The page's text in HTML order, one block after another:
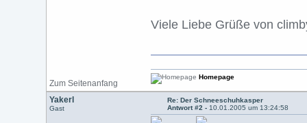
Viele Liebe Grüße von
Zum Seitenanfang
Homepage
Yakerl
Gast
Re: Der Schneeschuhkasper
Antwort #2 - 10.01.2005 um 13:24:58